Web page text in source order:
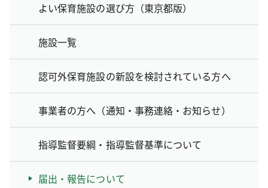
よい保育施設の選び方（東京都版）
施設一覧
認可外保育施設の新設を検討されている方へ
事業者の方へ（通知・事務連絡・お知らせ）
指導監督要綱・指導監督基準について
届出・報告について